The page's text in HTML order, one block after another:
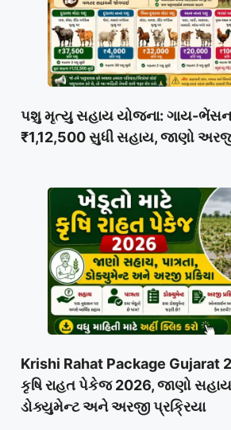
પશુ મૃત્યુ સહાય યોજના: ગાય-
₹1,12,500 સુધી સહાય, જાણો
Krishi Rahat Package Gujarat
કૃષિ રાહત પેકેજ 2026, જાણો સહાય,
ડોક્યુમેન્ટ અને અરજી પ્રક્રિયા